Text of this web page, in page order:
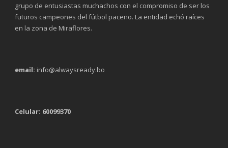
grupo de entusiastas muchachos con el compromiso de ser los
futuros campeones del fútbol paceño. La entidad echó raíces
en la zona de Miraflores.
email: info@alwaysready.bo
Celular: 60099370